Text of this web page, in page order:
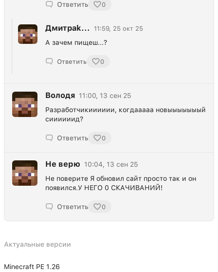
Ответить 0
Дмитpak... 11:59, 25 окт 25
А зачем пищеш...?
Ответить 0
Володя 11:00, 13 сен 25
Разработчикииииии, когдааааа новыыыыыыый
сиииииид?
Ответить 0
Не верю
10:04, 13 сен 25
Не поверите Я обновил сайт просто так и он
появился.У НЕГО 0 СКАЧИВАНИЙ!
Ответить 0
Актуальные версии
Minecraft PE 1.26